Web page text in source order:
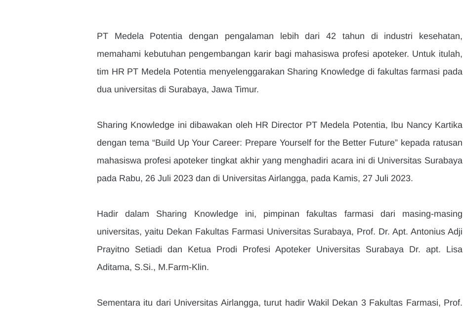
PT Medela Potentia dengan pengalaman lebih dari 42 tahun di industri kesehatan,
memahami kebutuhan pengembangan karir bagi mahasiswa profesi apoteker. Untuk itulah,
tim HR PT Medela Potentia menyelenggarakan Sharing Knowledge di fakultas farmasi pada
dua universitas di Surabaya, Jawa Timur.
Sharing Knowledge ini dibawakan oleh HR Director PT Medela Potentia, Ibu Nancy Kartika
dengan tema “Build Up Your Career: Prepare Yourself for the Better Future” kepada ratusan
mahasiswa profesi apoteker tingkat akhir yang menghadiri acara ini di Universitas Surabaya
pada Rabu, 26 Juli 2023 dan di Universitas Airlangga, pada Kamis, 27 Juli 2023.
Hadir dalam Sharing Knowledge ini, pimpinan fakultas farmasi dari masing-masing
universitas, yaitu Dekan Fakultas Farmasi Universitas Surabaya, Prof. Dr. Apt. Antonius Adji
Prayitno Setiadi dan Ketua Prodi Profesi Apoteker Universitas Surabaya Dr. apt. Lisa
Aditama, S.Si., M.Farm-Klin.
Sementara itu dari Universitas Airlangga, turut hadir Wakil Dekan 3 Fakultas Farmasi, Prof.